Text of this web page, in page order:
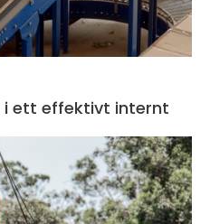
i ett effektivt internt